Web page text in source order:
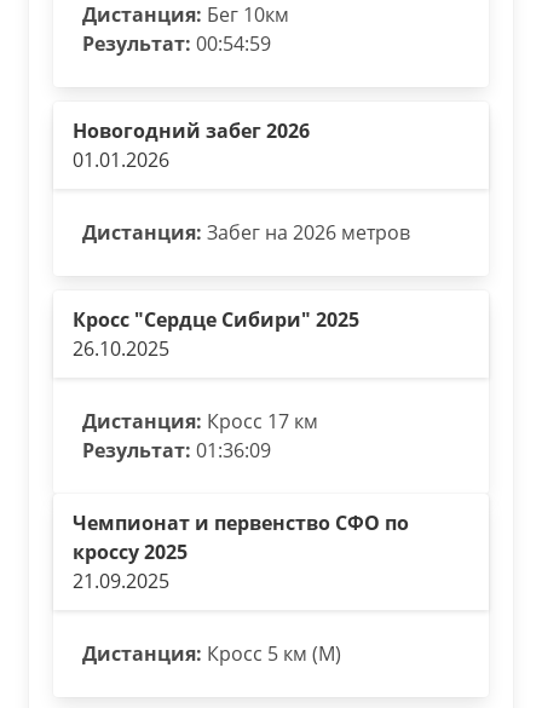
Дистанция: Бег 10км
Результат: 00:54:59
Новогодний забег 2026
01.01.2026
Дистанция: Забег на 2026 метров
Кросс "Сердце Сибири" 2025
26.10.2025
Дистанция: Кросс 17 км
Результат: 01:36:09
Чемпионат и первенство СФО по
кроссу 2025
21.09.2025
Дистанция: Кросс 5 км (М)